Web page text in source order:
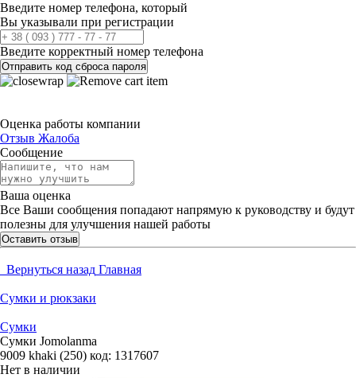
Введите номер телефона, который
Вы указывали при регистрации
Введите корректный номер телефона
Отправить код сброса пароля
Оценка работы компании
Отзыв Жалоба
Сообщение
Ваша оценка
Все Ваши сообщения попадают напрямую к руководству и будут
полезны для улучшения нашей работы
Оставить отзыв
Вернуться назад Главная
Сумки и рюкзаки
Сумки
Сумки Jomolanma
9009 khaki (250) код: 1317607
Нет в наличии